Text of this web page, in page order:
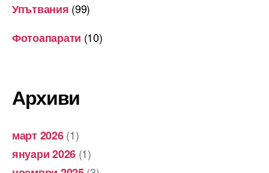
Упътвания (99)
Фотоапарати (10)
Архиви
март 2026(1)
януари 2026 (1)